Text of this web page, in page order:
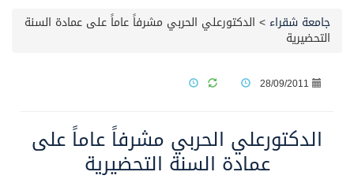
مصدر مسؤول بالهيئة العامة للنقل: سلامة جميع أفراد طاقم سفينة (ENCELIA) وتم اتخاذ الإجراءات اللازمة لتأمينها
جامعة شقراء > الدكتورعلي الحربي مشرفاً عاماً على عمادة السنة
التحضيرية
28/09/2011
الدكتورعلي الحربي مشرفاً عاماً على
عمادة السنة التحضيرية